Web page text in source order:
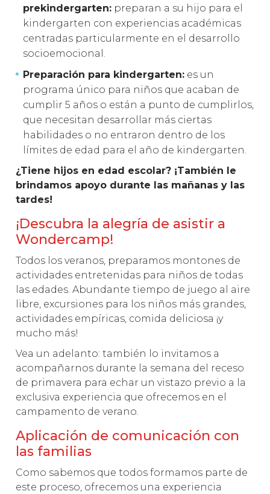
prekindergarten: preparan a su hijo para el
kindergarten con experiencias académicas
centradas particularmente en el desarrollo
socioemocional.
Preparación para kindergarten: es un
programa único para niños que acaban de
cumplir 5 años o están a punto de cumplirlos,
que necesitan desarrollar más ciertas
habilidades o no entraron dentro de los
límites de edad para el año de kindergarten.
¿Tiene hijos en edad escolar? ¡También le
brindamos apoyo durante las mañanas y las
tardes!
¡Descubra la alegría de asistir a
Wondercamp!
Todos los veranos, preparamos montones de
actividades entretenidas para niños de todas
las edades. Abundante tiempo de juego al aire
libre, excursiones para los niños más grandes,
actividades empíricas, comida deliciosa ¡y
mucho más!
Vea un adelanto: también lo invitamos a
acompañarnos durante la semana del receso
de primavera para echar un vistazo previo a la
exclusiva experiencia que ofrecemos en el
campamento de verano.
Aplicación de comunicación con
las familias
Como sabemos que todos formamos parte de
este proceso, ofrecemos una experiencia